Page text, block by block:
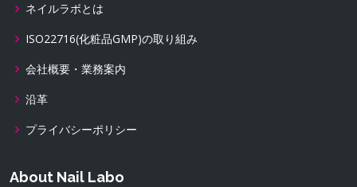
ネイルラボとは
ISO22716(化粧品GMP)の取り組み
会社概要・業務案内
沿革
プライバシーポリシー
About Nail Labo